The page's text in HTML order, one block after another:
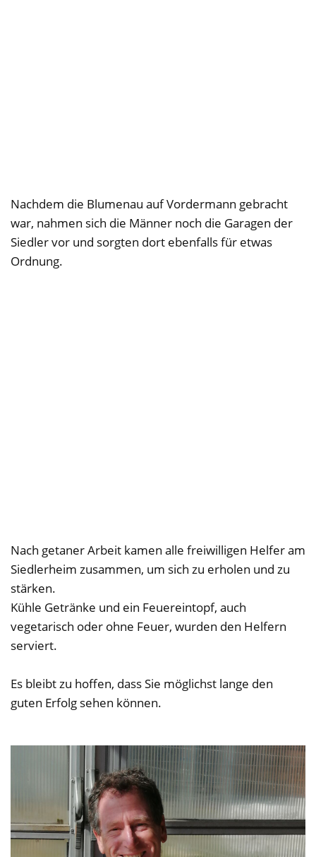
Nachdem die Blumenau auf Vordermann gebracht
war, nahmen sich die Männer noch die Garagen der
Siedler vor und sorgten dort ebenfalls für etwas
Ordnung.
Nach getaner Arbeit kamen alle freiwilligen Helfer am
Siedlerheim zusammen, um sich zu erholen und zu
stärken.
Kühle Getränke und ein Feuereintopf, auch
vegetarisch oder ohne Feuer, wurden den Helfern
serviert.
Es bleibt zu hoffen, dass Sie möglichst lange den
guten Erfolg sehen können.